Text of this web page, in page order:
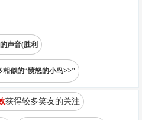
声音(胜利
相似的“愤怒的小鸟>>”
获得较多笑友的关注